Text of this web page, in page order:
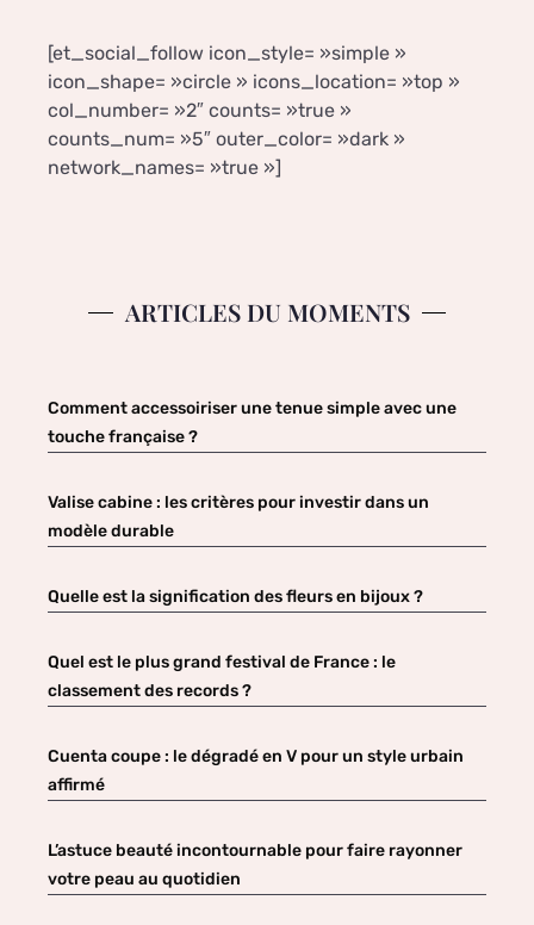
[et_social_follow icon_style= »simple »
icon_shape= »circle » icons_location= »top »
col_number= »2″ counts= »true »
counts_num= »5″ outer_color= »dark »
network_names= »true »]
ARTICLES DU MOMENTS
Comment accessoiriser une tenue simple avec une
touche française ?
Valise cabine : les critères pour investir dans un
modèle durable
Quelle est la signification des fleurs en bijoux ?
Quel est le plus grand festival de France : le
classement des records ?
Cuenta coupe : le dégradé en V pour un style urbain
affirmé
L’astuce beauté incontournable pour faire rayonner
votre peau au quotidien